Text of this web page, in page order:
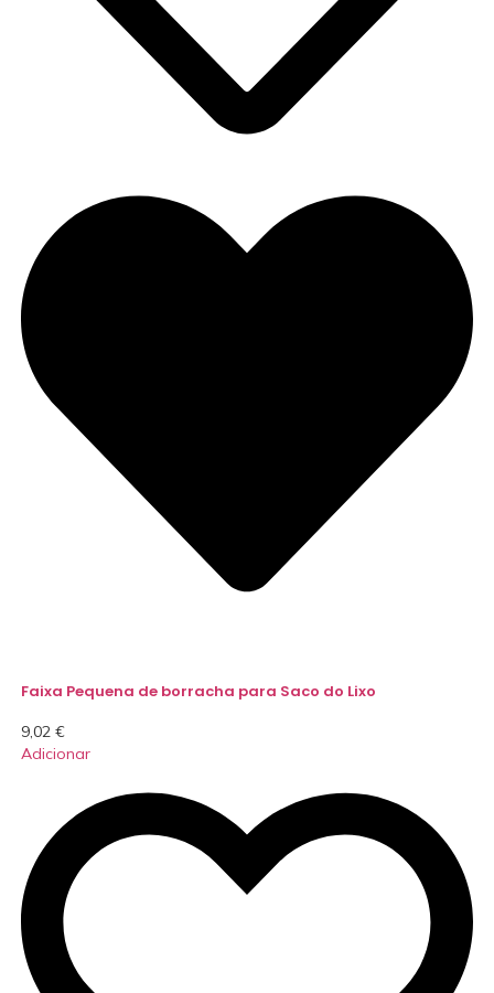
Faixa Pequena de borracha para Saco do Lixo
9,02 €
Adicionar